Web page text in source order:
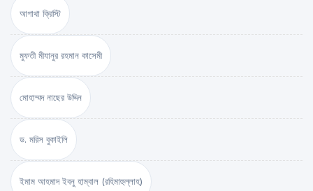
আগাথা ক্রিস্টি
মুফতী মীযানুর রহমান কাসেমী
মোহাম্মদ নাছের উদ্দিন
ড. মরিস বুকাইলি
ইমাম আহমাদ ইবনু হাম্বাল (রহিমাহুল্লাহ)